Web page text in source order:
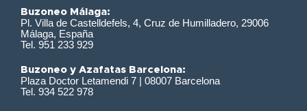
Buzoneo Málaga:
Pl. Villa de Castelldefels, 4, Cruz de Humilladero, 29006
Málaga, España
Tel. 951 233 929
Buzoneo y Azafatas Barcelona:
Plaza Doctor Letamendi 7 | 08007 Barcelona
Tel. 934 522 978